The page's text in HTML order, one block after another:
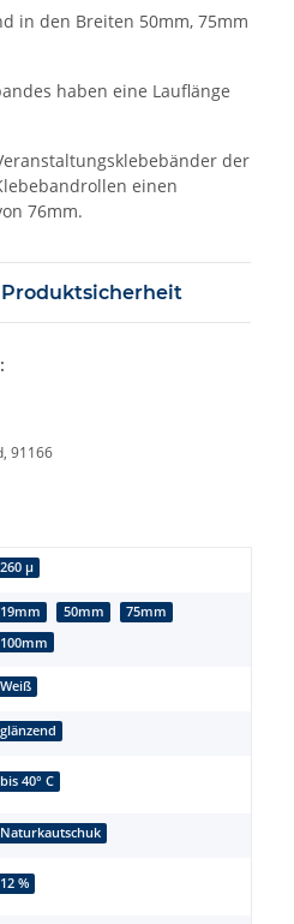
in den Breiten 50mm, 75mm
haben eine Lauflänge
der
einen
76mm.
91166
260 µ
19mm 50mm
75mm
100mm
Weiß
glänzend
bis 40° C
Naturkautschuk
12 %